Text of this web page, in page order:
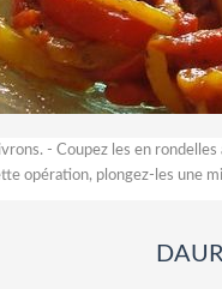
- Coupez les en
opération, plongez-les une